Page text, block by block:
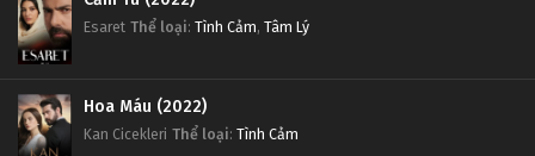
Esaret Thể loại: Tình Cảm, Tâm Lý
Hoa Máu (2022)
Kan Cicekleri Thể loại: Tình Cảm